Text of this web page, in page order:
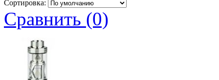
Сортировка:
Сравнить (0)